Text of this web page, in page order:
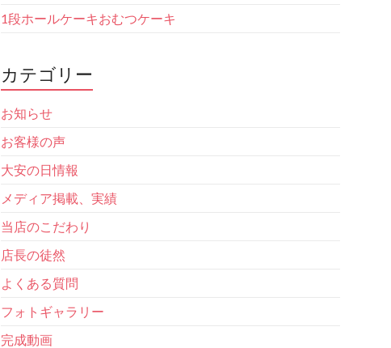
1段ホールケーキおむつケーキ
カテゴリー
お知らせ
お客様の声
大安の日情報
メディア掲載、実績
当店のこだわり
店長の徒然
よくある質問
フォトギャラリー
完成動画